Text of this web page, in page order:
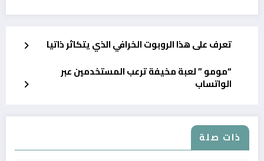
تعرف على هذا الروبوت الخرافي الذي يتكاثر ذاتيا
“مومو ” لعبة مخيفة ترعب المستخدمين عبر
الواتساب
ذات صلة